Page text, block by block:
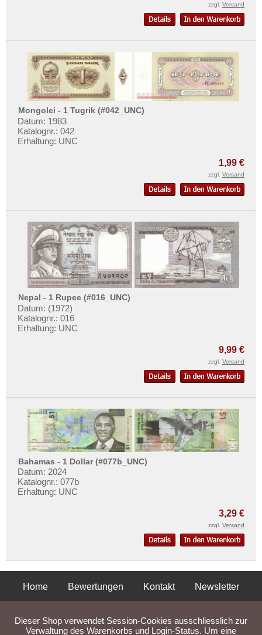
zzgl. Versand
Mongolei - 1 Tugrik (#042_UNC)
Datum: 1983
Katalognr.: 042
Erhaltung: UNC
1,99 €
zzgl. Versand
Nepal - 1 Rupee (#016_UNC)
Datum: (1972)
Katalognr.: 016
Erhaltung: UNC
9,99 €
zzgl. Versand
Bahamas - 1 Dollar (#077b_UNC)
Datum: 2024
Katalognr.: 077b
Erhaltung: UNC
3,29 €
zzgl. Versand
Home Bewertungen Kontakt
Newsletter
Liefer- und Versandkosten
Dieser Shop verwendet Session-Cookies ausschliesslich zur
Verwaltung des Warenkorbs und Login-Status. Um eine